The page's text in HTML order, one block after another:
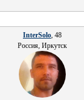
InterSolo, 48
Россия, Иркутск